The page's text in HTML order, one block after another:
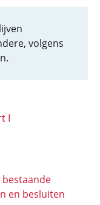
volgens
I
bestaande
en besluiten